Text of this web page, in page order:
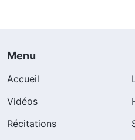
Menu
Accueil
Vidéos
Récitations